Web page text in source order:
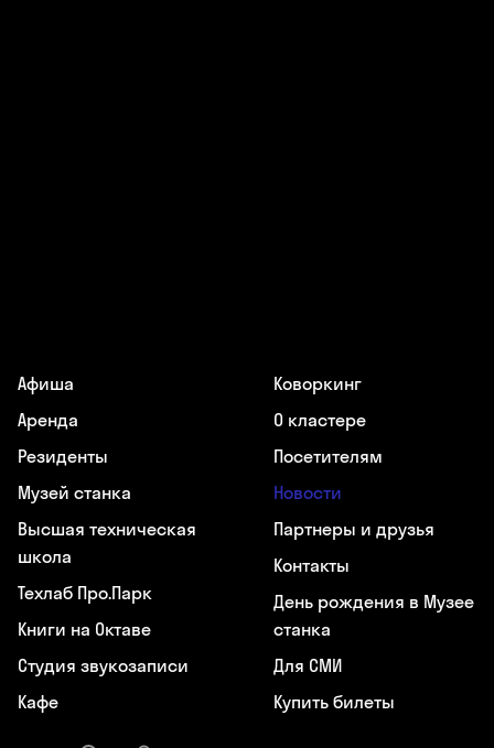
Афиша
Аренда
Резиденты
Музей станка
Высшая техническая
школа
Техлаб Про.Парк
Книги на Октаве
Студия звукозаписи
Кафе
Коворкинг
О кластере
Посетителям
Новости
Партнеры и друзья
Контакты
День рождения в Музее
станка
Для СМИ
Купить билеты